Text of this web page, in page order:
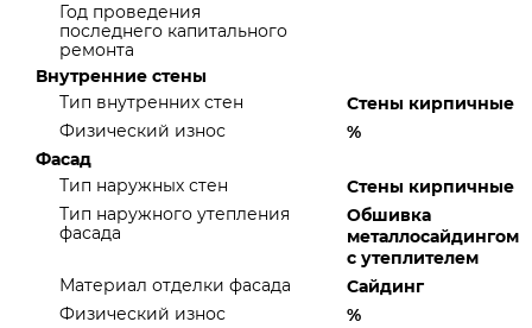
Год проведения
последнего капитального
ремонта
Внутренние стены
Тип внутренних стен
Стены кирпичные
Физический износ
%
Фасад
Тип наружных стен
Стены кирпичные
Тип наружного утепления
фасада
Обшивка
металлосайдингом
с утеплителем
Материал отделки фасада
Сайдинг
Физический износ
%